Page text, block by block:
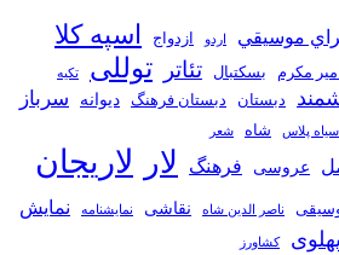
موسيقي اردو ازدواج اسپه کلا
امیر مکرم بسکتبال تئاتر توللی تکیه
دبستان دبستان فرهنگ دیوانه
سرباز
سیاه پلاس شاه شعر
عروسی فرهنگ لار لاریجان
ناصر الدین شاه نقاشی نمايشنامه نمایش
پهلوی کشاورز